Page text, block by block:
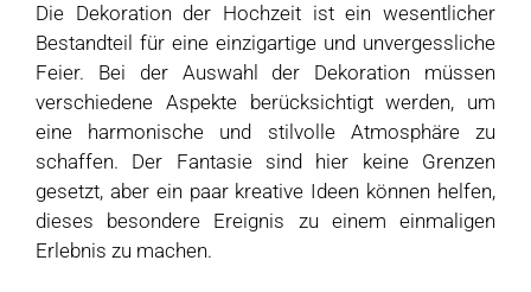
Die Dekoration der Hochzeit ist ein wesentlicher
Bestandteil für eine einzigartige und unvergessliche
Feier. Bei der Auswahl der Dekoration müssen
verschiedene Aspekte berücksichtigt werden, um
eine harmonische und stilvolle Atmosphäre zu
schaffen. Der Fantasie sind hier keine Grenzen
gesetzt, aber ein paar kreative Ideen können helfen,
dieses besondere Ereignis zu einem einmaligen
Erlebnis zu machen.